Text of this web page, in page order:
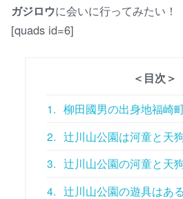
ガジロウに会いに行ってみたい！
[quads id=6]
＜目次＞
1. 柳田國男の出身地福崎
2. 辻川山公園は河童と天
3. 辻川山公園の河童と天
4. 辻川山公園の遊具はあ